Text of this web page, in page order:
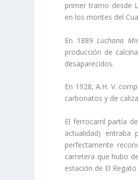
primer tramo desde
en los montes del
En 1889 Luchana
producción de
desaparecidos.
En 1928, A.H. V.
carbonatos y de
El ferrocarril partí­a
actualidad)
perfectamente
carretera que hubo
estación de El